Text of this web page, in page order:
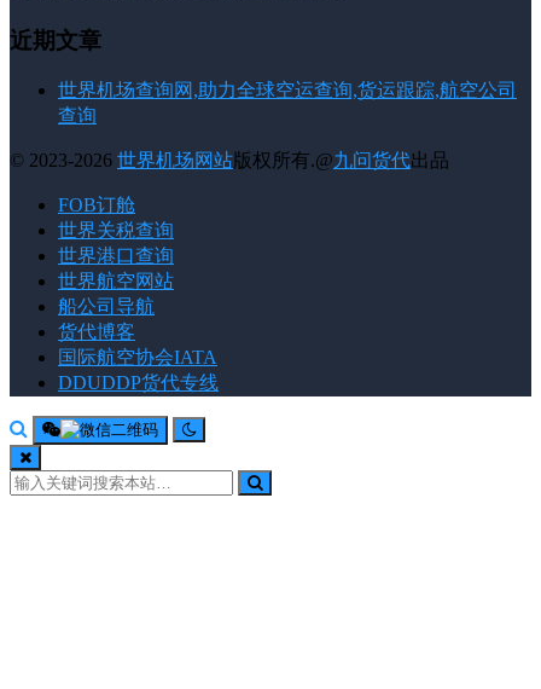
近期文章
世界机场查询网,助力全球空运查询,货运跟踪,航空公司
查询
© 2023-2026 世界机场网站版权所有.@九问货代出品
FOB订舱
世界关税查询
世界港口查询
世界航空网站
船公司导航
货代博客
国际航空协会IATA
DDUDDP货代专线